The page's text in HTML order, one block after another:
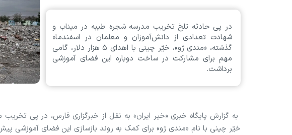
در پی حادثه تلخ تخریب مدرسه شجره طیبه در میناب و
شهادت تعدادی از دانش‌آموزان و معلمان در اسفندماه
گذشته، «مندی ژو»، خیّر چینی با اهدای ۵ هزار دلار، گامی
مهم برای مشارکت در ساخت دوباره این فضای آموزشی
برداشت.
به گزارش پایگاه خبری «خیر ایران» به نقل از خبرگزاری فارس، در پی
خیّر چینی با نام «مندی ژو» برای کمک به روند بازسازی این فضای آموزشی